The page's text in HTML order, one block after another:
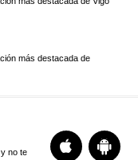
más destacada de
no te